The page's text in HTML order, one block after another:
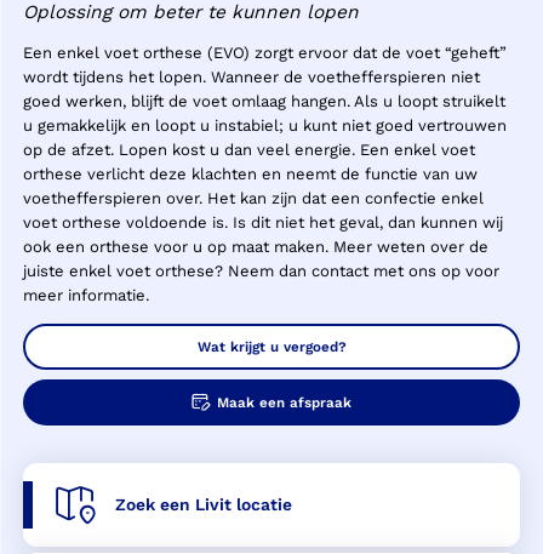
Oplossing om beter te kunnen lopen
Een enkel voet orthese (EVO) zorgt ervoor dat de voet “geheft”
wordt tijdens het lopen. Wanneer de voethefferspieren niet
goed werken, blijft de voet omlaag hangen. Als u loopt struikelt
u gemakkelijk en loopt u instabiel; u kunt niet goed vertrouwen
op de afzet. Lopen kost u dan veel energie. Een enkel voet
orthese verlicht deze klachten en neemt de functie van uw
voethefferspieren over. Het kan zijn dat een confectie enkel
voet orthese voldoende is. Is dit niet het geval, dan kunnen wij
ook een orthese voor u op maat maken. Meer weten over de
juiste enkel voet orthese? Neem dan contact met ons op voor
meer informatie.
Wat krijgt u vergoed?
Maak een afspraak
Zoek een Livit locatie